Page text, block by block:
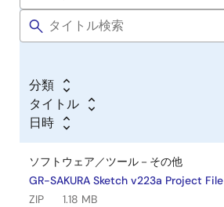
分類
タイトル
日時
ソフトウェア／ツール－その他
GR-SAKURA Sketch v223a Project File
ZIP
1.18 MB